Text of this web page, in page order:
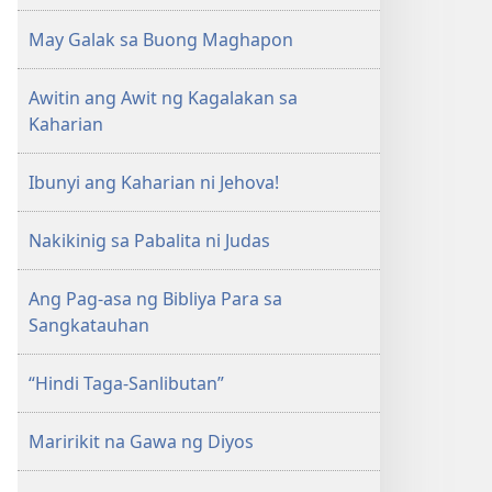
May Galak sa Buong Maghapon
Awitin ang Awit ng Kagalakan sa
Kaharian
Ibunyi ang Kaharian ni Jehova!
Nakikinig sa Pabalita ni Judas
Ang Pag-asa ng Bibliya Para sa
Sangkatauhan
“Hindi Taga-Sanlibutan”
Maririkit na Gawa ng Diyos